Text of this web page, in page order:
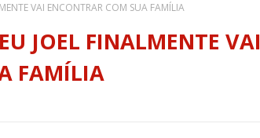
VAI ENCONTRAR COM SUA FAMÍLIA
JOEL FINALMENTE VAI
FAMÍLIA